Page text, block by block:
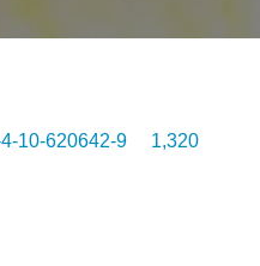
10-620642-9 1,320